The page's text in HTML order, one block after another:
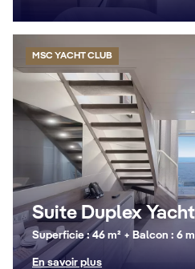
MSC YACHT CLUB
Suite Duplex
Superficie : 46 m² + Balcon : 6
En savoir plus